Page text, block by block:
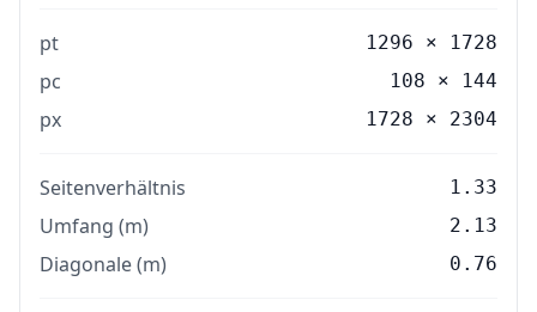
pt 1296 × 1728
pc 108 × 144
px 1728 × 2304
Seitenverhältnis 1.33
Umfang (m) 2.13
Diagonale (m) 0.76